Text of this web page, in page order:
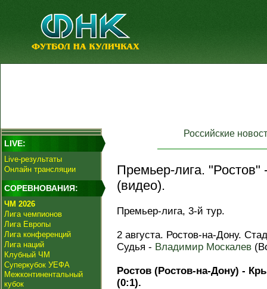
LIVE:
Live-результаты
Онлайн трансляции
СОРЕВНОВАНИЯ:
ЧМ 2026
Лига чемпионов
Лига Европы
Лига конференций
Лига наций
Клубный ЧМ
Суперкубок УЕФА
Межконтинентальный
кубок
Российские
Премьер-лига.
(видео).
Премьер-лига, 3-й тур.
2 августа. Ростов-на-Дону.
Судья - Владимир Москалев
Ростов (Ростов-на-Дону) -
(0:1).